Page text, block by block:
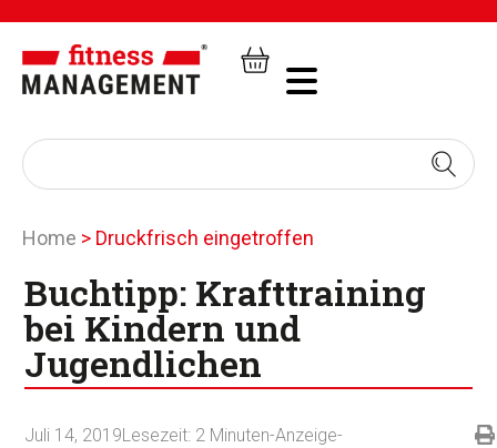
Home > Druckfrisch eingetroffen
Buchtipp: Krafttraining
bei Kindern und
Jugendlichen
Juli 14, 2019Lesezeit: 2 Minuten-Anzeige-